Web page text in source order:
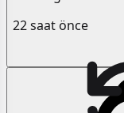
22 saat önce